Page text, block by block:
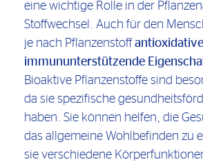
eine wichtige Rolle in der
Stoffwechsel. Auch für den
je nach Pflanzenstoff
immununterstützende
Bioaktive Pflanzenstoffe sind
da sie spezifische
haben. Sie können helfen, die
das allgemeine Wohlbefinden zu
sie verschiedene